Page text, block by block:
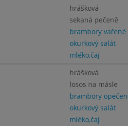
hrášková
sekaná pečeně
brambory vařené
okurkový salát
mléko,čaj
hrášková
losos na másle
brambory
okurkový salát
mléko,čaj